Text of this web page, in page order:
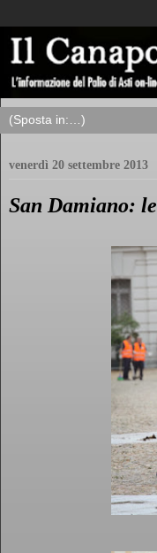
venerdì 20 settembre 2013
San Damiano: